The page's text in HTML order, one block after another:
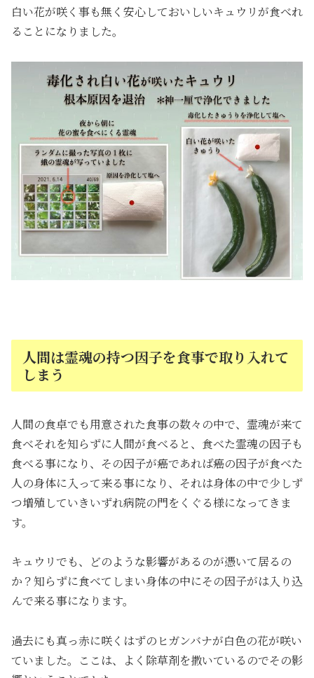
白い花が咲く事も無く安心しておいしいキュウリが食べれ
ることになりました。
人間は霊魂の持つ因子を食事で取り入れて
しまう
人間の食卓でも用意された食事の数々の中で、霊魂が来て
食べそれを知らずに人間が食べると、食べた霊魂の因子も
食べる事になり、その因子が癌であれば癌の因子が食べた
人の身体に入って来る事になり、それは身体の中で少しず
つ増殖していきいずれ病院の門をくぐる様になってきま
す。
キュウリでも、どのような影響があるのが憑いて居るの
か？知らずに食べてしまい身体の中にその因子がは入り込
んで来る事になります。
過去にも真っ赤に咲くはずのヒガンバナが白色の花が咲い
ていました。ここは、よく除草剤を撒いているのでその影